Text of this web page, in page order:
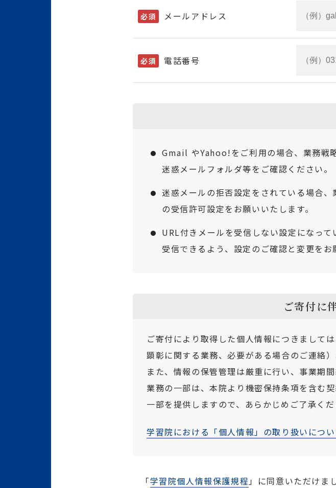
必須 メールアドレス
必須 電話番号
Gmail やYahoo!をご利用の場合、業務戦
迷惑メールフォルダ等をご確認ください。
迷惑メールの拒否設定をされている場合
の受信許可設定をお願いいたします。
URL付きメールを受信しない設定になっ
受信できるよう、設定のご確認と変更をお
ご寄付に
ご寄付により取得した個人情報につきまして
顕彰に関する業務、必要がある場合のご連絡
また、情報の保管管理は厳重に行い、事業期
業務の一部は、本院より機密保持条項を含む
一部を提供しますので、あらかじめご了承くだ
学習院における「個人情報」の取り扱いについ
「学習院個人情報保護規程 」に同意いただけま